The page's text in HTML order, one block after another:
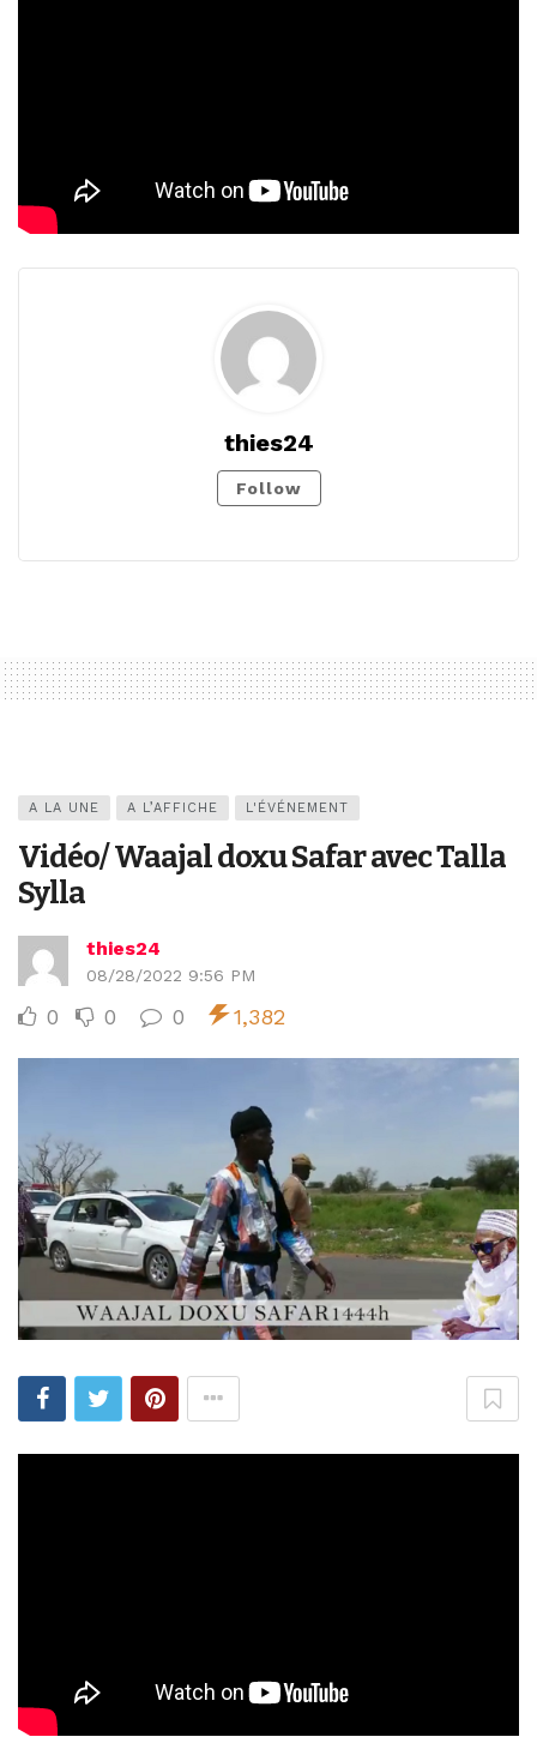
thies24
Follow
A LA UNE A L’AFFICHE L'ÉVÉNEMENT
Vidéo/ Waajal doxu Safar avec Talla
Sylla
thies24
08/28/2022 9:56 PM
0 0 0 1,382